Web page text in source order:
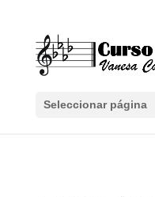
Seleccionar página